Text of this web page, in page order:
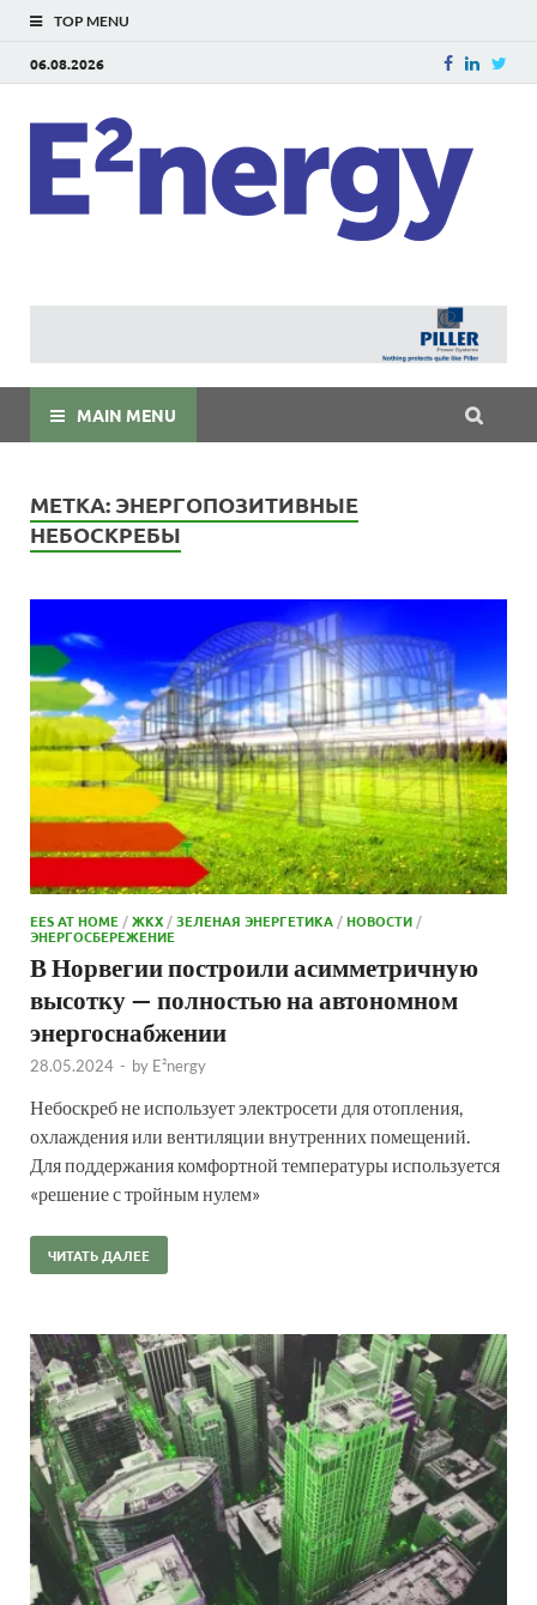
TOP MENU
06.08.2026
MAIN MENU
МЕТКА: ЭНЕРГОПОЗИТИВНЫЕ
НЕБОСКРЕБЫ
EES AT HOME /ЖКХ /ЗЕЛЕНАЯ ЭНЕРГЕТИКА /НОВОСТИ /
ЭНЕРГОСБЕРЕЖЕНИЕ
В Норвегии построили асимметричную
высотку — полностью на автономном
энергоснабжении
28.05.2024 - by E²nergy
Небоскреб не использует электросети для отопления,
охлаждения или вентиляции внутренних помещений.
Для поддержания комфортной температуры используется
«решение с тройным нулем»
ЧИТАТЬ ДАЛЕЕ